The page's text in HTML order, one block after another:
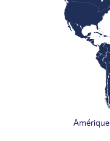
Amérique